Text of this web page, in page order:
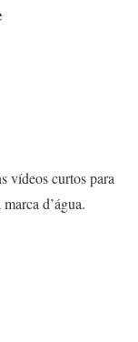
vídeos curtos para
d’água.